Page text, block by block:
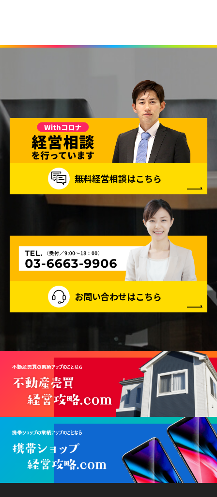
当社は、個人情報に関する法令、国が定める指針、そ
当社は、私たちが取り扱う個人情報について、不正ア
クセス、紛失、破壊、改ざん、漏えいなどの危険を十
分に認識し、合理的な安全対策を実施するとともに、
問題が発生した場合は適切な是正措置を講じます。
【問い合わせへの対応】
当社は、私たちが取り扱う個人情報について、本人か
ら開示、訂正、利用停止及び苦情相談等のお問い合わ
せがあった場合は適正に対応します。
【継続的改善】
当社は、個人情報保護に関する管理規程及び管理体制
を整備し、全社員で徹底して運用するとともに定期的
な見直しを行い、継続的な改善に努めます。
2020年6月22日 制定
株式会社ZitzGen
代表取締役 吉本 大起
Mail：info@zitzgen.com
無料経営相談はこちら
お問い合わせはこちら